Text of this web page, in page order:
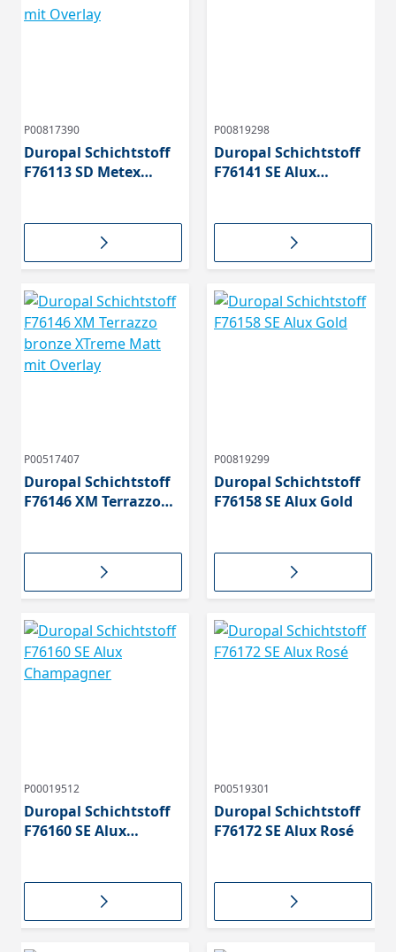
P00817390
Duropal Schichtstoff
F76113 SD Metex
P00819298
Duropal Schichtstoff
F76141 SE Alux
P00517407
Duropal Schichtstoff
F76146 XM Terrazzo
P00819299
Duropal Schichtstoff
F76158 SE Alux Gold
P00019512
Duropal Schichtstoff
F76160 SE Alux
P00519301
Duropal Schichtstoff
F76172 SE Alux Rosé